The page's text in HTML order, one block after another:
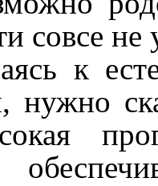
совсе
к
нужно